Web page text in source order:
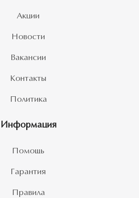
Акции
Новости
Вакансии
Контакты
Политика
Информация
Помощь
Гарантия
Правила